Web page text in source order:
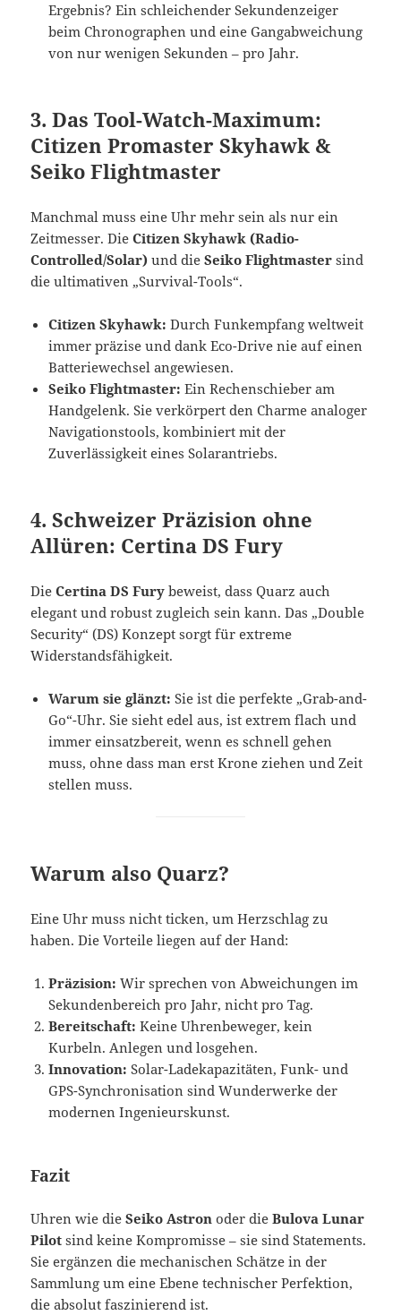
Ergebnis? Ein schleichender Sekundenzeiger
beim Chronographen und eine Gangabweichung
von nur wenigen Sekunden – pro Jahr.
3. Das Tool-Watch-Maximum:
Citizen Promaster Skyhawk &
Seiko Flightmaster
Manchmal muss eine Uhr mehr sein als nur ein
Zeitmesser. DieCitizen Skyhawk (Radio-
Controlled/Solar) und dieSeiko Flightmaster sind
die ultimativen „Survival-Tools“.
Citizen Skyhawk: Durch Funkempfang weltweit
immer präzise und dank Eco-Drive nie auf einen
Batteriewechsel angewiesen.
Seiko Flightmaster: Ein Rechenschieber am
Handgelenk. Sie verkörpert den Charme analoger
Navigationstools, kombiniert mit der
Zuverlässigkeit eines Solarantriebs.
4. Schweizer Präzision ohne
Allüren: Certina DS Fury
DieCertina DS Fury beweist, dass Quarz auch
elegant und robust zugleich sein kann. Das „Double
Security“ (DS) Konzept sorgt für extreme
Widerstandsfähigkeit.
Warum sie glänzt: Sie ist die perfekte „Grab-and-
Go“-Uhr. Sie sieht edel aus, ist extrem flach und
immer einsatzbereit, wenn es schnell gehen
muss, ohne dass man erst Krone ziehen und Zeit
stellen muss.
Warum also Quarz?
Eine Uhr muss nicht ticken, um Herzschlag zu
haben. Die Vorteile liegen auf der Hand:
Präzision: Wir sprechen von Abweichungen im
Sekundenbereich pro Jahr, nicht pro Tag.
Bereitschaft: Keine Uhrenbeweger, kein
Kurbeln. Anlegen und losgehen.
Innovation: Solar-Ladekapazitäten, Funk- und
GPS-Synchronisation sind Wunderwerke der
modernen Ingenieurskunst.
Fazit
Uhren wie dieSeiko Astron oder dieBulova Lunar
Pilot sind keine Kompromisse – sie sind Statements.
Sie ergänzen die mechanischen Schätze in der
Sammlung um eine Ebene technischer Perfektion,
die absolut faszinierend ist.